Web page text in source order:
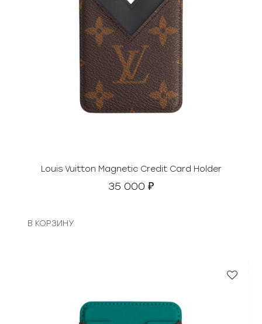
Louis Vuitton Magnetic Credit Card Holder
35 000 ₽
В КОРЗИНУ